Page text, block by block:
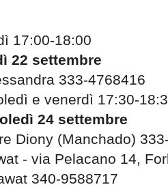
17:00-18:00
22 settembre
333-4768416
e venerdì 17:30-
24 settembre
Diony (Manchado)
- via Pelacano 14,
340-9588717